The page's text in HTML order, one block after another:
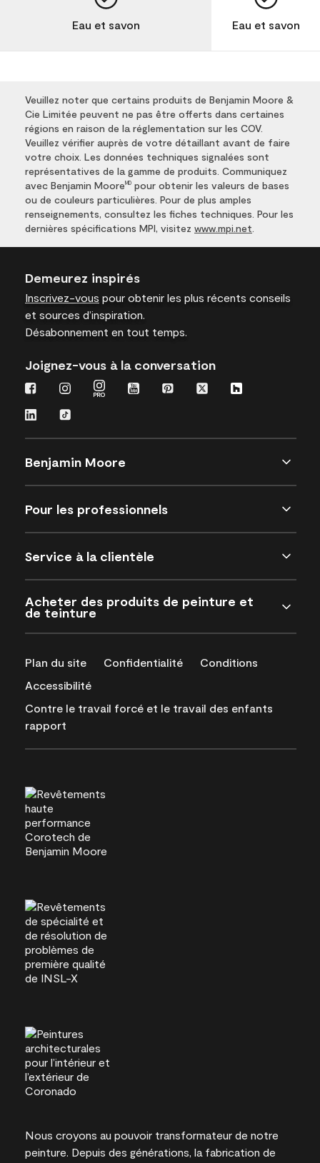
Eau et savon Eau et savon
Veuillez noter que certains produits de Benjamin Moore &
Cie Limitée peuvent ne pas être offerts dans certaines
régions en raison de la réglementation sur les COV.
Veuillez vérifier auprès de votre détaillant avant de faire
votre choix. Les données techniques signalées sont
représentatives de la gamme de produits. Communiquez
avec Benjamin Moore MD pour obtenir les valeurs de bases
ou de couleurs particulières. Pour de plus amples
renseignements, consultez les fiches techniques. Pour les
dernières spécifications MPI, visitez www.mpi.net
Demeurez inspirés
Inscrivez-vous pour obtenir les plus récents conseils
et sources d’inspiration.
Désabonnement en tout temps.
Joignez-vous à la conversation
Benjamin Moore
Pour les professionnels
Service à la clientèle
Acheter des produits de peinture et
de teinture
Plan du site Confidentialité
Conditions
Accessibilité
Contre le travail forcé et le travail des enfants
rapport
Nous croyons au pouvoir transformateur de notre
peinture. Depuis des générations, la fabrication de